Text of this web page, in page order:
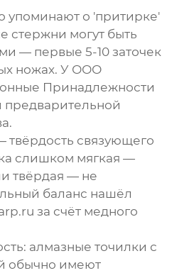
упоминают о 'притирке'
стержни могут быть
— первые 5-10 заточек
ножах. У ООО
Принадлежности
связующего
слишком мягкая —
твёрдая — не
баланс нашёл
за счёт медного
алмазные точилки с
обычно имеют